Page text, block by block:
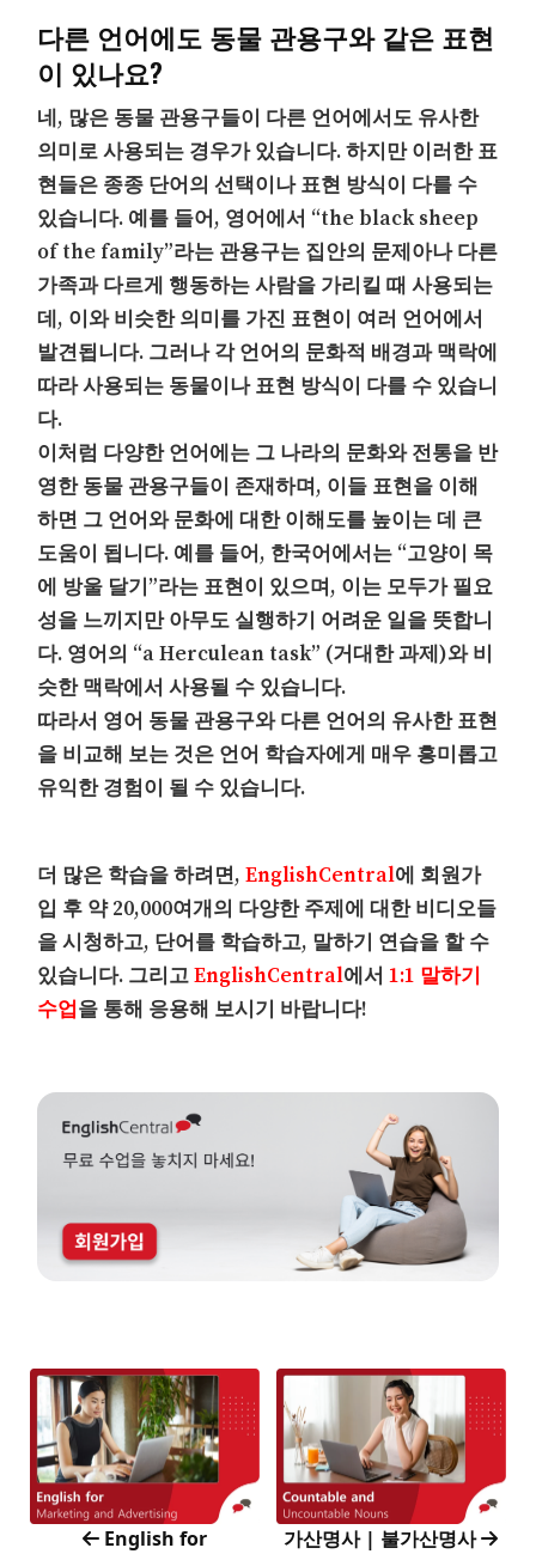
다른 언어에도 동물 관용구와 같은 표현
이 있나요?
네, 많은 동물 관용구들이 다른 언어에서도 유사한
의미로 사용되는 경우가 있습니다. 하지만 이러한 표
현들은 종종 단어의 선택이나 표현 방식이 다를 수
있습니다. 예를 들어, 영어에서 “the black sheep
of the family”라는 관용구는 집안의 문제아나 다른
가족과 다르게 행동하는 사람을 가리킬 때 사용되는
데, 이와 비슷한 의미를 가진 표현이 여러 언어에서
발견됩니다. 그러나 각 언어의 문화적 배경과 맥락에
따라 사용되는 동물이나 표현 방식이 다를 수 있습니
다.
이처럼 다양한 언어에는 그 나라의 문화와 전통을 반
영한 동물 관용구들이 존재하며, 이들 표현을 이해
하면 그 언어와 문화에 대한 이해도를 높이는 데 큰
도움이 됩니다. 예를 들어, 한국어에서는 “고양이 목
에 방울 달기”라는 표현이 있으며, 이는 모두가 필요
성을 느끼지만 아무도 실행하기 어려운 일을 뜻합니
다. 영어의 “a Herculean task” (거대한 과제)와 비
슷한 맥락에서 사용될 수 있습니다.
따라서 영어 동물 관용구와 다른 언어의 유사한 표현
을 비교해 보는 것은 언어 학습자에게 매우 흥미롭고
유익한 경험이 될 수 있습니다.
더 많은 학습을 하려면,EnglishCentral에 회원가
입 후 약 20,000여개의 다양한 주제에 대한 비디오들
을 시청하고, 단어를 학습하고, 말하기 연습을 할 수
있습니다. 그리고EnglishCentral에서1:1 말하기
수업을 통해 응용해 보시기 바랍니다!
English for 가산명사 | 불가산명사